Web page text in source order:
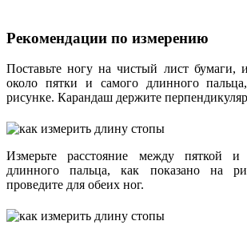
Рекомендации по измерению
Поставьте ногу на чистый лист бумаги,
около пятки и самого длинного
рисунке. Карандаш держите
Измерьте расстояние между пяткой и
длинного пальца, как показано на
проведите для обеих ног.